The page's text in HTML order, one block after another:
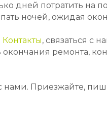
дней потратить на
ночей, ожидая
Контакты, связаться с
ремонта,
Приезжайте,